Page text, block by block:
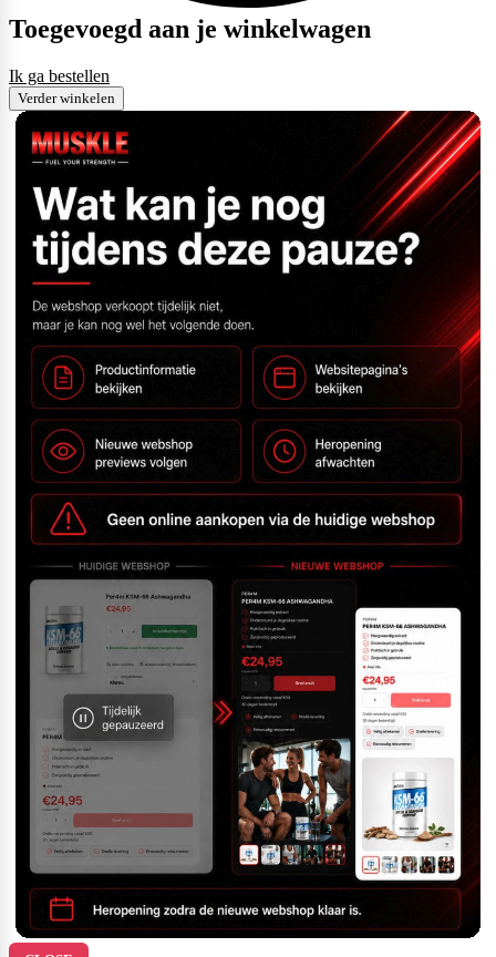
Toegevoegd aan je winkelwagen
Ik ga bestellen
Verder winkelen